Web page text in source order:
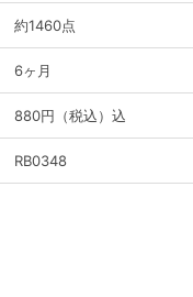
約1460点
6ヶ月
880円（税込）込
RB0348